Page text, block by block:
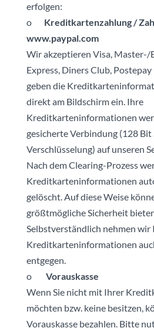
erfolgen:
o Kreditkartenzahlung /
www.paypal.com
Wir akzeptieren Visa, Master-/
Express, Diners Club, Postepay
geben die
direkt am Bildschirm ein. Ihre
Kreditkarteninformationen
gesicherte Verbindung (128 Bit
Verschlüsselung) auf unseren
Nach dem Clearing-Prozess
Kreditkarteninformationen
gelöscht. Auf diese Weise
größtmögliche Sicherheit
Selbstverständlich nehmen wir
Kreditkarteninformationen
entgegen.
o Vorauskasse
Wenn Sie nicht mit Ihrer
möchten bzw. keine besitzen,
Vorauskasse bezahlen. Bitte